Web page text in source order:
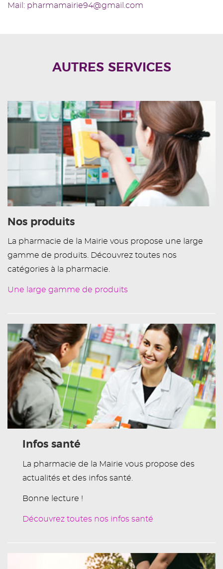
Mail: pharmamairie94@gmail.com
AUTRES SERVICES
Nos produits
La pharmacie de la Mairie vous propose une large
gamme de produits. Découvrez toutes nos
catégories à la pharmacie.
Une large gamme de produits
Infos santé
La pharmacie de la Mairie vous propose des
actualités et des infos santé.
Bonne lecture !
Découvrez toutes nos infos santé